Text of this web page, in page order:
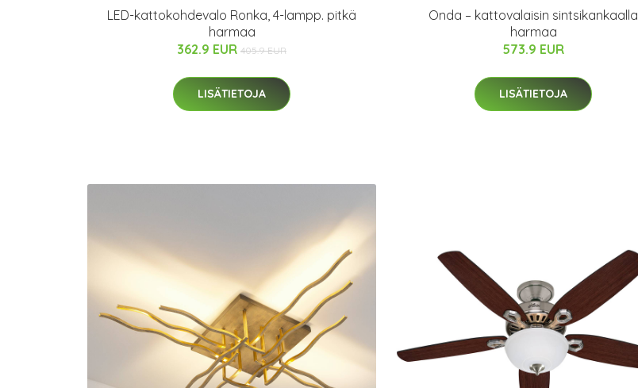
LED-kattokohdevalo Ronka, 4-lampp. pitkä
harmaa
362.9 EUR 405.9 EUR
LISÄTIETOJA
Onda – kattovalaisin sintsikankaalla
harmaa
573.9 EUR
LISÄTIETOJA